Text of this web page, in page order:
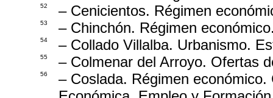
52 – Cenicientos. Régimen
53 – Chinchón. Régimen
54 – Collado Villalba. Urbanismo.
55 – Colmenar del Arroyo. Ofertas
56
– Coslada. Régimen